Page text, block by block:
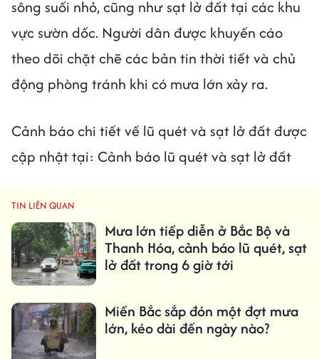
sông suối nhỏ, cũng như sạt lở đất tại các khu
vực sườn dốc. Người dân được khuyến cáo
theo dõi chặt chẽ các bản tin thời tiết và chủ
động phòng tránh khi có mưa lớn xảy ra.
Cảnh báo chi tiết về lũ quét và sạt lở đất được
cập nhật tại: Cảnh báo lũ quét và sạt lở đất
TIN LIÊN QUAN
Mưa lớn tiếp diễn ở Bắc Bộ và
Thanh Hóa, cảnh báo lũ quét, sạt
lở đất trong 6 giờ tới
Miền Bắc sắp đón một đợt mưa
lớn, kéo dài đến ngày nào?